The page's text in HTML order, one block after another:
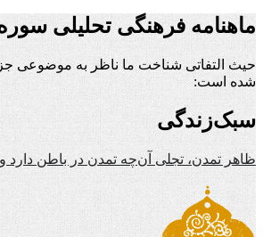
ماهنامه فرهنگی تحلیلی
حیث التفاتی شناخت ما ناظر به موضوعی
شده است:
سبک‌زندگی
ظاهر تمدن، تجلی آن‌چه تمدن در باطن